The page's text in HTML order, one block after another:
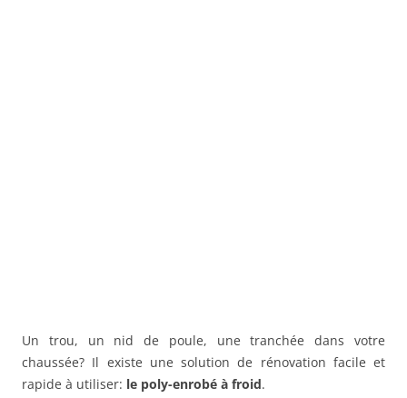
Un trou, un nid de poule, une tranchée dans votre
chaussée? Il existe une solution de rénovation facile et
rapide à utiliser: le poly-enrobé à froid.